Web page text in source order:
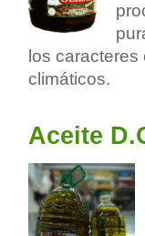
los
climáticos.
Aceite